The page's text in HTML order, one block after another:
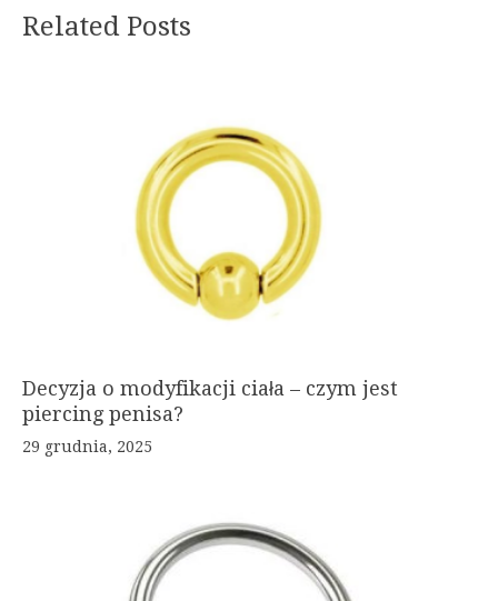
Related Posts
Decyzja o modyfikacji ciała – czym jest
piercing penisa?
29 grudnia, 2025